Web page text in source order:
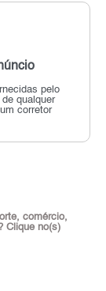
pelo
qualquer
corretor
comércio,
Clique no(s)